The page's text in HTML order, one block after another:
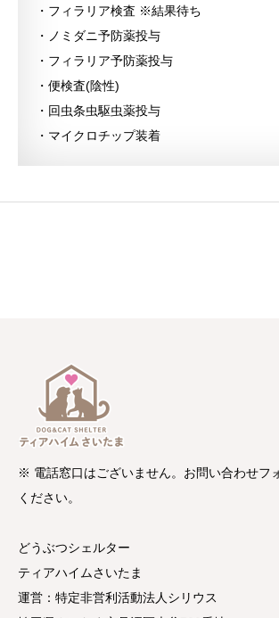
・フィラリア検査 ※結果待ち
・ノミダニ予防薬投与
・フィラリア予防薬投与
・便検査(陰性)
・回虫条虫駆虫薬投与
・マイクロチップ装着
※ 電話窓口はございません。お問い合わせフ
ください。
どうぶつシェルター
ティアハイムさいたま
運営：特定非営利活動法人シリウス